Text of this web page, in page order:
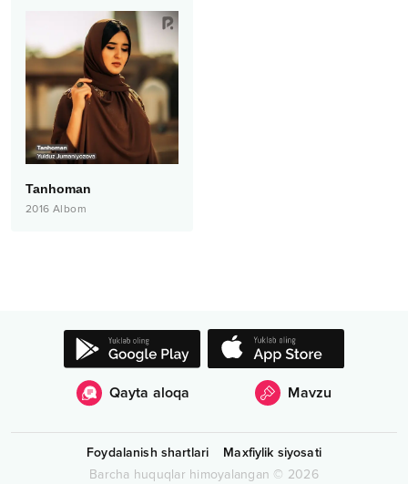
Tanhoman
2016 Albom
Qayta aloqa Mavzu
Foydalanish shartlari
Maxfiylik siyosati
Barcha huquqlar himoyalangan © 2026